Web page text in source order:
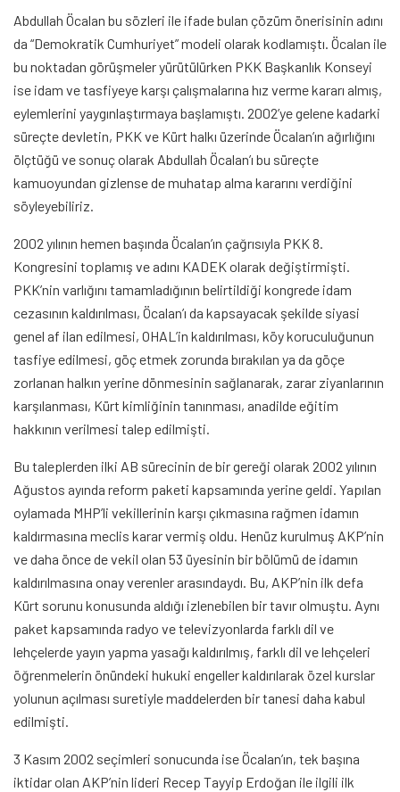
Abdullah Öcalan bu sözleri ile ifade bulan çözüm önerisinin adını
da “Demokratik Cumhuriyet” modeli olarak kodlamıştı. Öcalan ile
bu noktadan görüşmeler yürütülürken PKK Başkanlık Konseyi
ise idam ve tasfiyeye karşı çalışmalarına hız verme kararı almış,
eylemlerini yaygınlaştırmaya başlamıştı. 2002’ye gelene kadarki
süreçte devletin, PKK ve Kürt halkı üzerinde Öcalan’ın ağırlığını
ölçtüğü ve sonuç olarak Abdullah Öcalan’ı bu süreçte
kamuoyundan gizlense de muhatap alma kararını verdiğini
söyleyebiliriz.
2002 yılının hemen başında Öcalan’ın çağrısıyla PKK 8.
Kongresini toplamış ve adını KADEK olarak değiştirmişti.
PKK’nin varlığını tamamladığının belirtildiği kongrede idam
cezasının kaldırılması, Öcalan’ı da kapsayacak şekilde siyasi
genel af ilan edilmesi, OHAL’in kaldırılması, köy koruculuğunun
tasfiye edilmesi, göç etmek zorunda bırakılan ya da göçe
zorlanan halkın yerine dönmesinin sağlanarak, zarar ziyanlarının
karşılanması, Kürt kimliğinin tanınması, anadilde eğitim
hakkının verilmesi talep edilmişti.
Bu taleplerden ilki AB sürecinin de bir gereği olarak 2002 yılının
Ağustos ayında reform paketi kapsamında yerine geldi. Yapılan
oylamada MHP’li vekillerinin karşı çıkmasına rağmen idamın
kaldırmasına meclis karar vermiş oldu. Henüz kurulmuş AKP’nin
ve daha önce de vekil olan 53 üyesinin bir bölümü de idamın
kaldırılmasına onay verenler arasındaydı. Bu, AKP’nin ilk defa
Kürt sorunu konusunda aldığı izlenebilen bir tavır olmuştu. Aynı
paket kapsamında radyo ve televizyonlarda farklı dil ve
lehçelerde yayın yapma yasağı kaldırılmış, farklı dil ve lehçeleri
öğrenmelerin önündeki hukuki engeller kaldırılarak özel kurslar
yolunun açılması suretiyle maddelerden bir tanesi daha kabul
edilmişti.
3 Kasım 2002 seçimleri sonucunda ise Öcalan’ın, tek başına
iktidar olan AKP’nin lideri Recep Tayyip Erdoğan ile ilgili ilk